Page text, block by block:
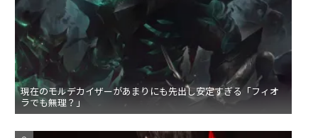
現在のモルデカイザーがあまりにも先出し安定すぎる「フィオ
ラでも無理？」